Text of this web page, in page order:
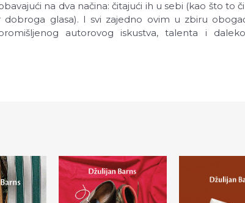
na dva načina: čitajući ih u sebi (kao što to
glasa). I svi zajedno ovim u zbiru
autorovog iskustva, talenta i